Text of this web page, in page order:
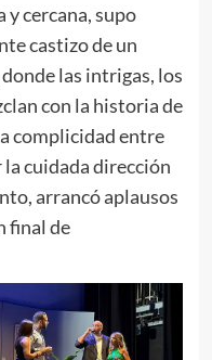
y cercana, supo
castizo de un
las intrigas, los
con la historia de
complicidad entre
cuidada dirección
arrancó aplausos
final de